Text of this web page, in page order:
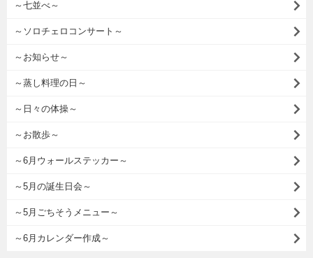
～七並べ～
～ソロチェロコンサート～
～お知らせ～
～蒸し料理の日～
～日々の体操～
～お散歩～
～6月ウォールステッカー～
～5月の誕生日会～
～5月ごちそうメニュー～
～6月カレンダー作成～